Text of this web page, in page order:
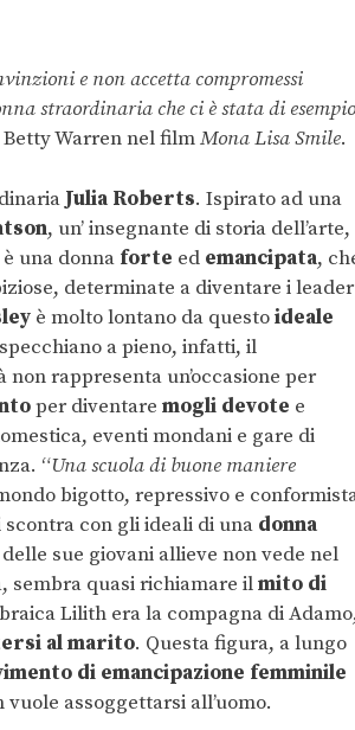
e non accetta compromessi
straordinaria che ci è stata di esempio
Betty Warren nel filmMona Lisa Smile.
Julia Roberts. Ispirato ad una
, un’ insegnante di storia dell’arte,
è una donna forte ed emancipata,
determinate a diventare i leader
è molto lontano da questoideale
a pieno, infatti, il
rappresenta un’occasione per
per diventare mogli devote e
eventi mondani e gare di
“Una scuola di buone maniere
bigotto, repressivo e
con gli ideali di una donna
sue giovani allieve non vede nel
sembra quasi richiamare ilmito di
Lilith era la compagna di
al marito. Questa figura, a lungo
di emancipazione femminile
assoggettarsi all’uomo.